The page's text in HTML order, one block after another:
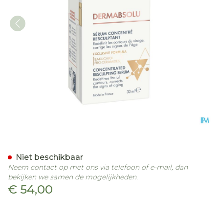
€ 54,00
Niet beschikbaar
Neem contact op met ons via telefoon of e-mail, dan
bekijken we samen de mogelijkheden.